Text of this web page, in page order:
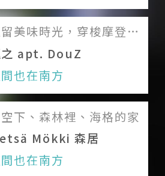
文 English 日本語
美味時光，穿梭摩登的
年代
apt. DouZ
也在南方
下、森林裡、海格的家
Mökki 森居
也在南方